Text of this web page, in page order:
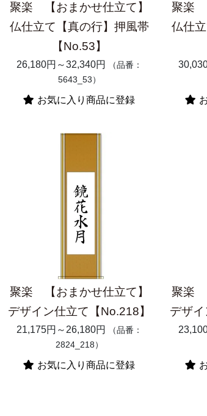
聚楽 【おまかせ仕立て】
仏仕立て【真の行】押風帯
【No.53】
26,180円～32,340円
（品番：
5643_53）
お気に入り商品に登録
聚楽
仏仕
聚楽 【おまかせ仕立て】
デザイン仕立て【No.218】
21,175円～26,180円
（品番：
2824_218）
お気に入り商品に登録
聚楽
デザイ